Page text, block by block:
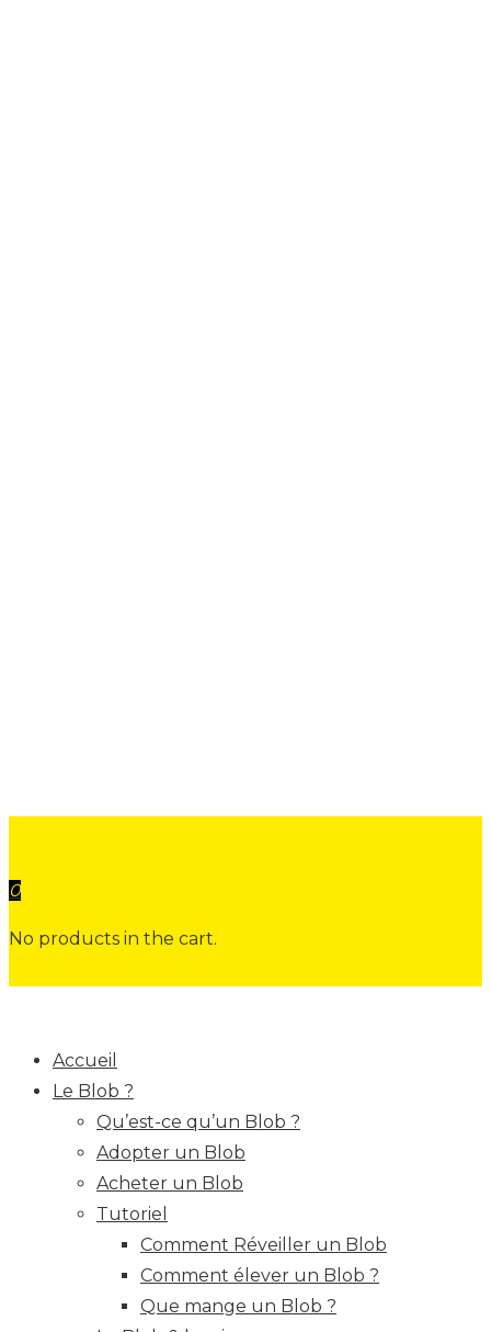
0
No products in the cart.
Accueil
Le Blob ?
Qu’est-ce qu’un Blob ?
Adopter un Blob
Acheter un Blob
Tutoriel
Comment Réveiller un Blob
Comment élever un Blob ?
Que mange un Blob ?